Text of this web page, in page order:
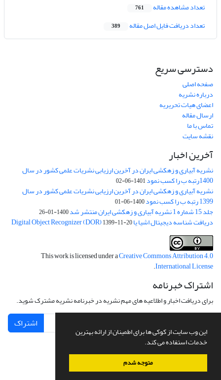
این وب سایت از کوکی ها برای اطمینان از ارائه بهترین
خدمات استفاده می کند.
متوجه شدم
تعداد مشاهده مقاله 761
تعداد دریافت فایل اصل مقاله 389
دسترسی سریع
صفحه اصلی
درباره نشریه
اعضای هیات تحریریه
ارسال مقاله
تماس با ما
نقشه سایت
آخرین اخبار
نشریه آبیاری و زهکشی ایران در آخرین ارزیابی نشریات علمی کشور در سال
1400رتبه ب را کسب نمود 1401-06-02
نشریه آبیاری و زهکشی ایران در آخرین ارزیابی نشریات علمی کشور در سال
1399 رتبه ب را کسب نمود 1400-06-01
جلد 15 شماره 1 نشریه آبیاری و زهکشی ایران منتشر شد 1400-01-26
دریافت شناسه دیجیتال اشیا یا Digital Object Recognizer (DOR)1399-11-20
This work is licensed under aCreative Commons Attribution 4.0
International License
.
اشتراک خبرنامه
برای دریافت اخبار و اطلاعیه های مهم نشریه در خبرنامه نشریه مشترک شوید.
اشتراک
سامانه مدیریت نشریات علمی.طراحی و پیاده سازی ازسیناوب